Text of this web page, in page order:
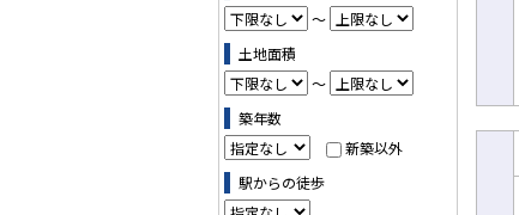
～
土地面積
～
築年数
新築以外
駅からの徒歩